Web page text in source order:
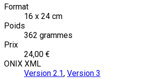
Format
16 x 24 cm
Poids
362 grammes
Prix
24,00 €
ONIX XML
Version 2.1, Version 3